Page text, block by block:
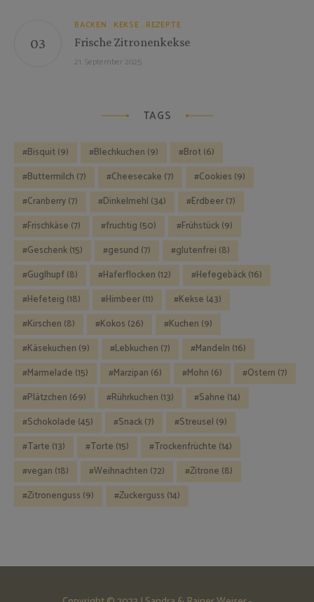
BACKEN KEKSE REZEPTE
Frische Zitronenkekse
21. September 2025
TAGS
Bisquit(9) Blechkuchen (9) Brot(6)
Buttermilch (7) Cheesecake (7) Cookies (9)
Cranberry(7) Dinkelmehl (34) Erdbeer(7)
Frischkäse (7) fruchtig (50) Frühstück(9)
Geschenk(15) gesund (7) glutenfrei (8)
Guglhupf(8) Haferflocken (12) Hefegebäck(16)
Hefeteig (18) Himbeer(11) Kekse (43)
Kirschen (8) Kokos (26) Kuchen (9)
Käsekuchen (9) Lebkuchen (7) Mandeln (16)
Marmelade (15) Marzipan (6) Mohn (6) Ostern (7)
Plätzchen (69) Rührkuchen (13) Sahne (14)
Schokolade (45) Snack(7) Streusel (9)
Tarte (13) Torte (15) Trockenfrüchte (14)
vegan (18) Weihnachten (72) Zitrone (8)
Zitronenguss (9) Zuckerguss (14)